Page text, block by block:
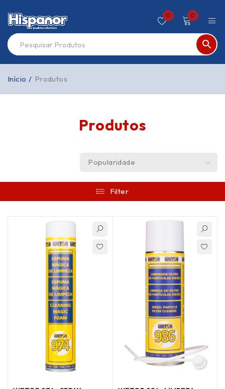
0 0
Produtos
Início / Produtos
Popularidade
Filter